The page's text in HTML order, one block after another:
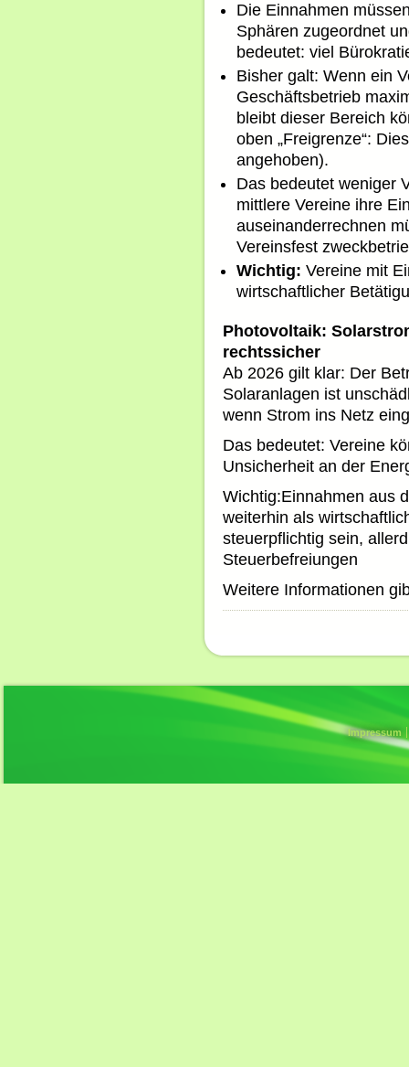
Die Einnahmen
Sphären zugeordnet
bedeutet: viel
Bisher galt: Wenn ein
Geschäftsbetrieb
bleibt dieser Bereich
oben „Freigrenze“:
angehoben).
Das bedeutet weniger
mittlere Vereine ihre
auseinanderrechnen
Vereinsfest
Wichtig: Vereine mit
wirtschaftlicher
Photovoltaik:
rechtssicher
Ab 2026 gilt klar: Der
Solaranlagen ist
wenn Strom ins Netz
Das bedeutet: Vereine
Unsicherheit an der
Wichtig:Einnahmen aus
weiterhin als
steuerpflichtig sein,
Steuerbefreiungen
Weitere Informationen
Impressum